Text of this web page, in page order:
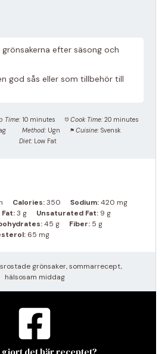
grönsakerna efter säsong och
god sås eller som tillbehör till
Time: 10 minutes Cook Time: 20 minutes
Method: Ugn Cuisine: Svensk
Diet: Low Fat
Calories:350 Sodium:420 mg
3 g Unsaturated Fat: 9 g
45 g Fiber: 5 g
65 mg
grönsaker, sommarrecept,
hälsosam middag